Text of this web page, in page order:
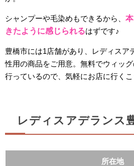
シャンプーや毛染めもできるから、
きたように感じられるはずです♪
豊橋市には1店舗があり、レディスア
性用の商品をご用意。無料でウィッ
行っているので、気軽にお店に行くこ
レディスアデランス
所在地